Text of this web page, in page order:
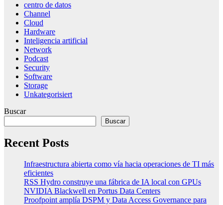
centro de datos
Channel
Cloud
Hardware
Inteligencia artificial
Network
Podcast
Security
Software
Storage
Unkategorisiert
Buscar
Buscar
Recent Posts
Infraestructura abierta como vía hacia operaciones de TI más
eficientes
RSS Hydro construye una fábrica de IA local con GPUs
NVIDIA Blackwell en Portus Data Centers
Proofpoint amplía DSPM y Data Access Governance para